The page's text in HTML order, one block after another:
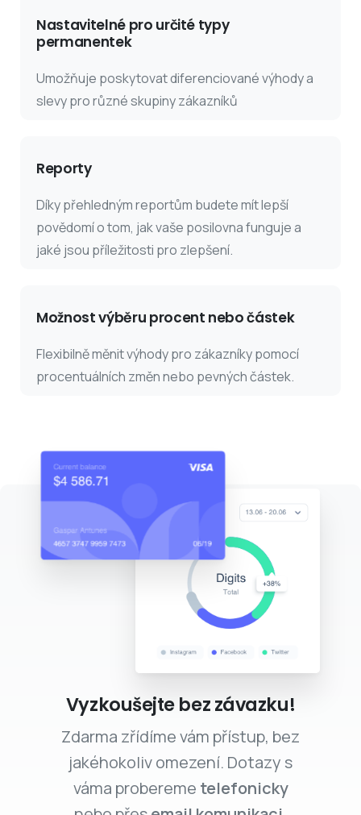
Nastavitelné pro určité typy
permanentek
Umožňuje poskytovat diferenciované výhody a
slevy pro různé skupiny zákazníků
Reporty
Díky přehledným reportům budete mít lepší
povědomí o tom, jak vaše posilovna funguje a
jaké jsou příležitosti pro zlepšení.
Možnost výběru procent nebo částek
Flexibilně měnit výhody pro zákazníky pomocí
procentuálních změn nebo pevných částek.
Vyzkoušejte bez závazku!
Zdarma zřídíme vám přístup, bez
jakéhokoliv omezení. Dotazy s
váma probereme telefonicky